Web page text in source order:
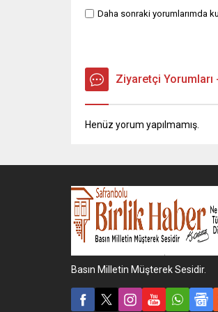
Daha sonraki yorumlarımda
Ziyaretçi Yorumları
Henüz yorum yapılmamış.
Basın Milletin Müşterek Sesidir.